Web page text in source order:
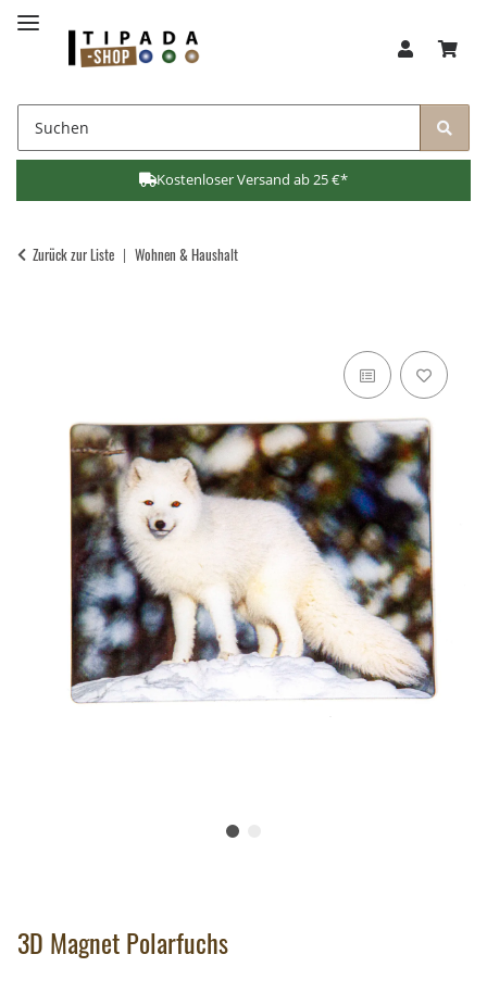
Kostenloser Versand ab 25 €*
Zurück zur Liste Wohnen & Haushalt
3D Magnet Polarfuchs